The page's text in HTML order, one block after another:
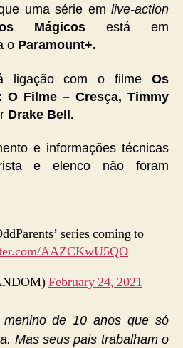
uma série em live-action
Mágicos está em
o Paramount+.
ligação com o filme Os
O Filme – Cresça, Timmy
Drake Bell.
e informações técnicas
e elenco não foram
series coming to
AAZCKwU5QO
February 24, 2021
de 10 anos que só
Mas seus pais trabalham o